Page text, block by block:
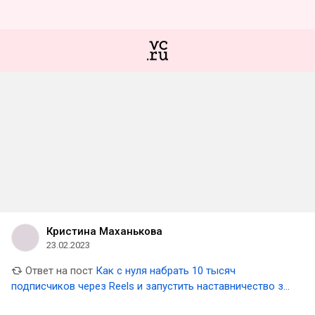
Кристина Маханькова
23.02.2023
Ответ на пост Как с нуля набрать 10 тысяч
подписчиков через Reels и запустить наставничество за